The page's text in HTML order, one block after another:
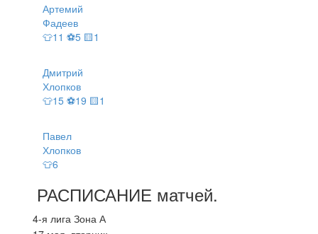
Артемий
Фадеев
👕11 ⚽5 🟨1
Дмитрий
Хлопков
👕15 ⚽19 🟨1
Павел
Хлопков
👕6
РАСПИСАНИЕ матчей.
4-я лига Зона А